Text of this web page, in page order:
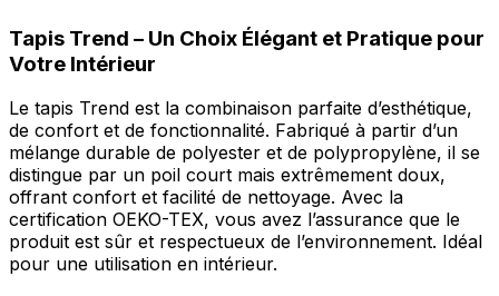
Tapis Trend – Un Choix Élégant et Pratique pour
Votre Intérieur
Le tapis Trend est la combinaison parfaite d’esthétique,
de confort et de fonctionnalité. Fabriqué à partir d’un
mélange durable de polyester et de polypropylène, il se
distingue par un poil court mais extrêmement doux,
offrant confort et facilité de nettoyage. Avec la
certification OEKO-TEX, vous avez l’assurance que le
produit est sûr et respectueux de l’environnement. Idéal
pour une utilisation en intérieur.